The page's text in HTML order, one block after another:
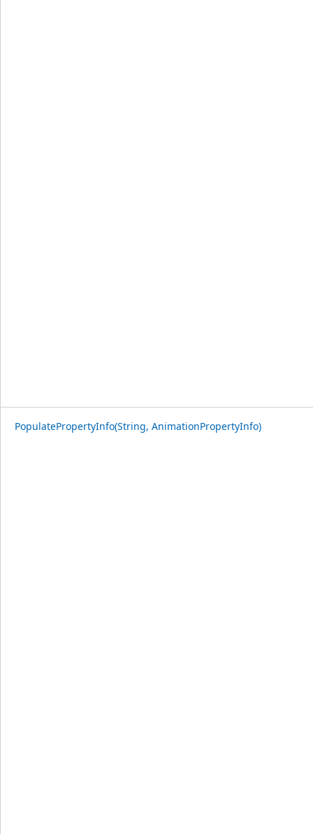
PopulatePropertyInfo(String, AnimationPropertyInfo)